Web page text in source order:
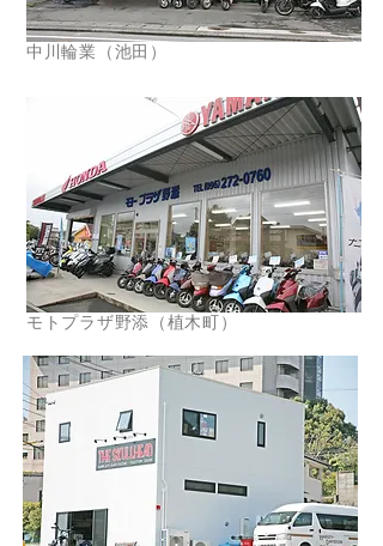
中川輪業（池田）
モトプラザ野添（植木町）